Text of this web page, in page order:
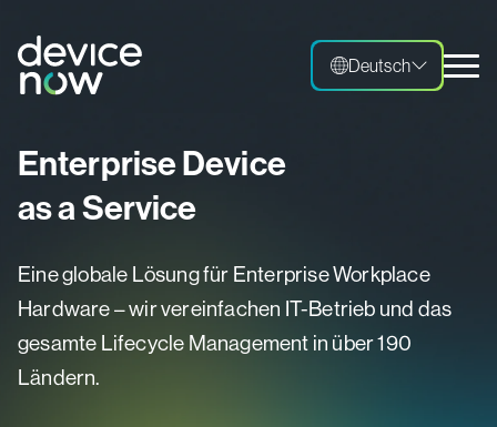
Deutsch
Deutsch
Enterprise Device
as a Service
Eine globale Lösung für Enterprise Workplace
Hardware – wir vereinfachen IT-Betrieb und das
gesamte Lifecycle Management in über 190
Ländern.